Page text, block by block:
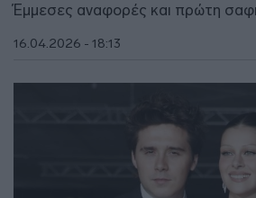
Έμμεσες αναφορές και πρώτη
16.04.2026 - 18:13